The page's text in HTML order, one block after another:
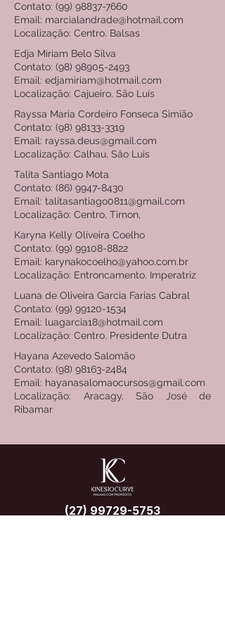
Contato: (99) 98837-7660
Email: marcialandrade@hotmail.com
Localização: Centro. Balsas
Edja Miriam Belo Silva
Contato: (98) 98905-2493
Email: edjamiriam@hotmail.com
Localização: Cajueiro. São Luís
Rayssa Maria Cordeiro Fonseca Simião
Contato: (98) 98133-3319
Email: rayssa.deus@gmail.com
Localização: Calhau, Sâo Luis
Talita Santiago Mota
Contato: (86) 9947-8430
Email: talitasantiago0811@gmail.com
Localização: Centro, Timon,
Karyna Kelly Oliveira Coelho
Contato: (99) 99108-8822
Email: karynakocoelho@yahoo.com.br
Localização: Entroncamento. Imperatriz
Luana de Oliveira Garcia Farias Cabral
Contato: (99) 99120-1534
Email: luagarcia18@hotmail.com
Localização: Centro. Presidente Dutra
Hayana Azevedo Salomão
Contato: (98) 98163-2484
Email: hayanasalomaocursos@gmail.com
Localização: Aracagy. São José de
Ribamar
(27) 99729-5753